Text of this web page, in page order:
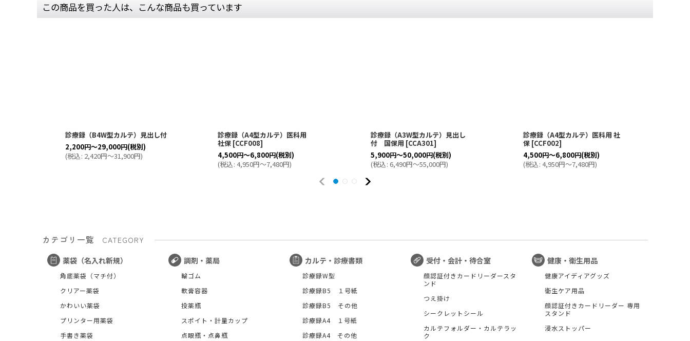
この商品を買った人は、こんな商品も買っています
診療録（B4W型カルテ）見出し付
2,200円～29,000円(税別)
(税込: 2,420円～31,900円)
診療録（A4型カルテ）医科用
社保 [CCF008]
4,500円～6,800円(税別)
(税込: 4,950円～7,480円)
診療録（A3W型カルテ）見出し
付 国保用 [CCA301]
5,900円～50,000円(税別)
(税込: 6,490円～55,000円)
診療録（A4型カルテ）医科用 社
保 [CCF002]
4,500円～6,800円(税別)
(税込: 4,950円～7,480円)
カテゴリ一覧
CATEGORY
薬袋（名入れ新規）
角底薬袋（マチ付）
クリアー薬袋
かわいい薬袋
プリンター用薬袋
手書き薬袋
調剤・薬局
輪ゴム
軟膏容器
投薬瓶
スポイト・計量カップ
点眼瓶・点鼻瓶
カルテ・診療書類
診療録W型
診療録B5 １号紙
診療録B5 その他
診療録A4 １号紙
診療録A4 その他
受付・会計・待合室
顔認証付きカードリーダースタ
ンド
つえ掛け
シークレットシール
カルテフォルダー・カルテラッ
ク
健康・衛生用品
健康アイディアグッズ
衛生ケア用品
顔認証付きカードリーダー 専用
スタンド
浸水ストッパー